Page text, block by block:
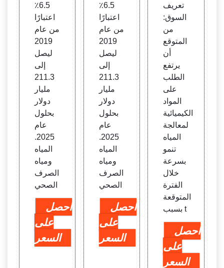
6.5٪
اعتبارًا
من عام
2019
ليصل
إلى
211.3
مليار
دولار
بحلول
عام
2025.
المياه
ومياه
الصرف
الصحي
احصل
على
السعر
6.5٪
اعتبارًا
من عام
2019
ليصل
إلى
211.3
مليار
دولار
بحلول
عام
2025.
المياه
ومياه
الصرف
الصحي
احصل
على
السعر
تعريف
السوق:
من
المتوقع
أن
يرتفع
الطلب
على
المواد
الكيميائية
لمعالجة
المياه
تنمو
بسرعة
خلال
الفترة
المتوقعة
بسبب t
احصل
على
السعر